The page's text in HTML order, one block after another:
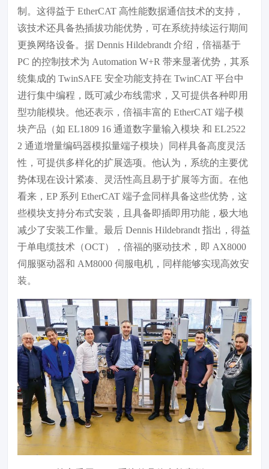
制。这得益于 EtherCAT 高性能数据通信技术的支持，
该技术还具备热插拔功能优势，可在系统持续运行期间
更换网络设备。据 Dennis Hildebrandt 介绍，倍福基于
PC 的控制技术为 Automation W+R 带来显著优势，其系
统集成的 TwinSAFE 安全功能支持在 TwinCAT 平台中
进行集中编程，既可减少布线需求，又可提供各种即用
型功能模块。他还表示，倍福丰富的 EtherCAT 端子模
块产品（如 EL1809 16 通道数字量输入模块 和 EL2522
2 通道增量编码器模拟量端子模块）同样具备高度灵活
性，可提供多样化的扩展选项。他认为，系统的主要优
势体现在设计紧凑、灵活性高且易于扩展等方面。在他
看来，EP 系列 EtherCAT 端子盒同样具备这些优势，这
些模块支持分布式安装，且具备即插即用功能，极大地
减少了安装工作量。最后 Dennis Hildebrandt 指出，得益
于单电缆技术（OCT），倍福的驱动技术，即 AX8000
伺服驱动器和 AM8000 伺服电机，同样能够实现高效安
装。